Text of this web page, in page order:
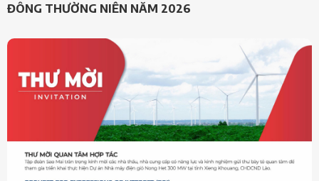
ĐÔNG THƯỜNG NIÊN NĂM 2026